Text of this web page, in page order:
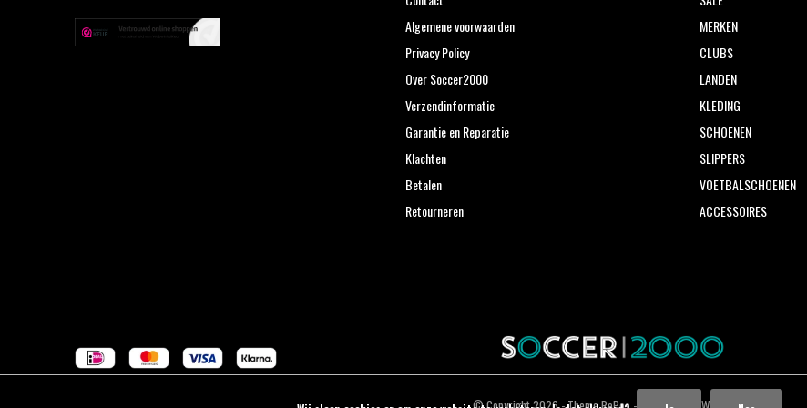
Algemene voorwaarden
Privacy Policy
Over Soccer2000
Verzendinformatie
Garantie en Reparatie
Klachten
Betalen
Retourneren
MERKEN
CLUBS
LANDEN
KLEDING
SCHOENEN
SLIPPERS
VOETBALSCHOENEN
ACCESSOIRES